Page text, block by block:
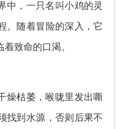
中，一只名叫小鸡的灵
。随着冒险的深入，它
致命的口渴。
燥枯萎，喉咙里发出嘶
找到水源，否则后果不